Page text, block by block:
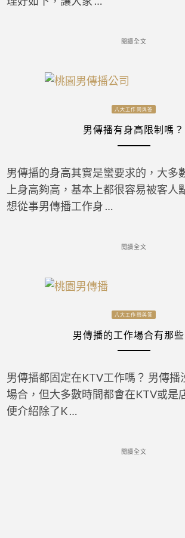
閱讀全文
八大工作問與答
男傳播有身高限制嗎？
男傳播的身高其實是蠻要求的，大多
上身高夠高，基本上都很容易被客人
想從事男傳播工作身 …
閱讀全文
八大工作問與答
男傳播的工作場合有那些
男傳播都固定在KTV工作嗎？ 男傳播
場合，但大多數時間都會在KTV或是
便介紹除了K …
閱讀全文